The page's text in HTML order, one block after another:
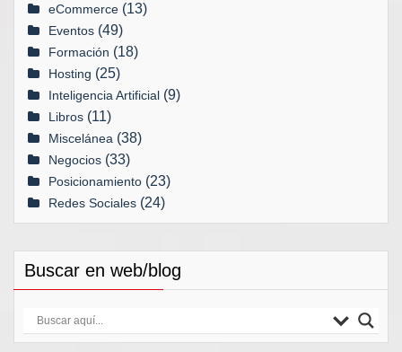
eCommerce (13)
Eventos (49)
Formación (18)
Hosting (25)
Inteligencia Artificial (9)
Libros (11)
Miscelánea (38)
Negocios (33)
Posicionamiento (23)
Redes Sociales (24)
Buscar en web/blog